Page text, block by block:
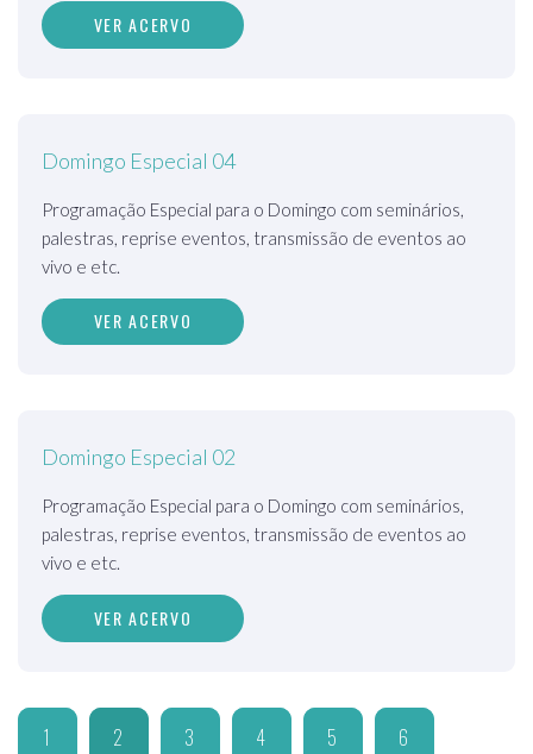
VER ACERVO
Domingo Especial 04
Programação Especial para o Domingo com seminários,
palestras, reprise eventos, transmissão de eventos ao
vivo e etc.
VER ACERVO
Domingo Especial 02
Programação Especial para o Domingo com seminários,
palestras, reprise eventos, transmissão de eventos ao
vivo e etc.
VER ACERVO
1 2 3 4 5 6